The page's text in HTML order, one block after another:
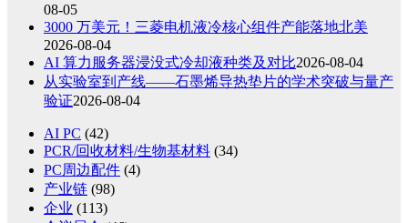
08-05
3000 万美元！三菱电机液冷核心组件产能落地北美
2026-08-04
AI 算力服务器浸没式冷却液种类及对比2026-08-04
从实验室到产线——石墨烯导热垫片的学术突破与量产
验证2026-08-04
AI PC (42)
PCR/回收材料/生物基材料 (34)
PC周边配件 (4)
产业链 (98)
企业 (113)